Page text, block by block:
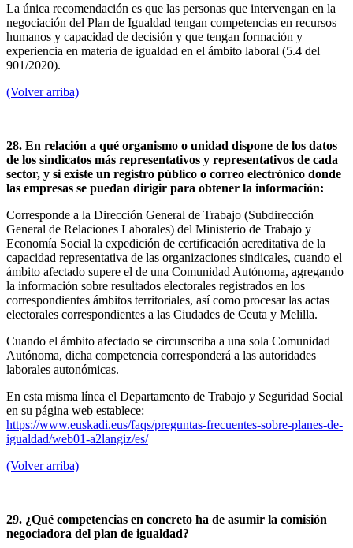
La única recomendación es que las personas que intervengan en la
negociación del Plan de Igualdad tengan competencias en recursos
humanos y capacidad de decisión y que tengan formación y
experiencia en materia de igualdad en el ámbito laboral (5.4 del
901/2020).
(Volver arriba)
28. En relación a qué organismo o unidad dispone de los datos
de los sindicatos más representativos y representativos de cada
sector, y si existe un registro público o correo electrónico donde
las empresas se puedan dirigir para obtener la información:
Corresponde a la Dirección General de Trabajo (Subdirección
General de Relaciones Laborales) del Ministerio de Trabajo y
Economía Social la expedición de certificación acreditativa de la
capacidad representativa de las organizaciones sindicales, cuando el
ámbito afectado supere el de una Comunidad Autónoma, agregando
la información sobre resultados electorales registrados en los
correspondientes ámbitos territoriales, así como procesar las actas
electorales correspondientes a las Ciudades de Ceuta y Melilla.
Cuando el ámbito afectado se circunscriba a una sola Comunidad
Autónoma, dicha competencia corresponderá a las autoridades
laborales autonómicas.
En esta misma línea el Departamento de Trabajo y Seguridad Social
en su página web establece:
https://www.euskadi.eus/faqs/preguntas-frecuentes-sobre-planes-de-
igualdad/web01-a2langiz/es/
(Volver arriba)
29. ¿Qué competencias en concreto ha de asumir la comisión
negociadora del plan de igualdad?